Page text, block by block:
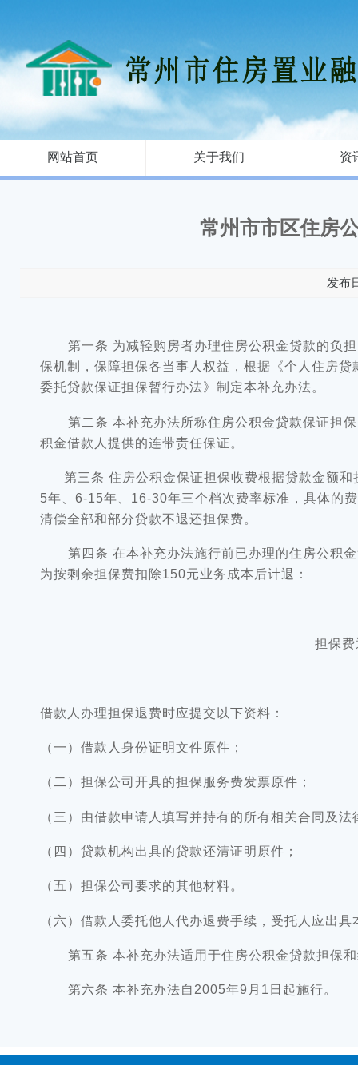
网站首页 关于我们 资
常州市市区住房
发布
第一条 为减轻购房者办理住房公积金贷款的负担
保机制，保障担保各当事人权益，根据《个人住房
委托贷款保证担保暂行办法》制定本补充办法。
第二条 本补充办法所称住房公积金贷款保证担保
积金借款人提供的连带责任保证。
第三条 住房公积金保证担保收费根据贷款金额和
5年、6-15年、16-30年三个档次费率标准，具体的
清偿全部和部分贷款不退还担保费。
第四条 在本补充办法施行前已办理的住房公积金
为按剩余担保费扣除150元业务成本后计退：
担保
借款人办理担保退费时应提交以下资料：
（一）借款人身份证明文件原件；
（二）担保公司开具的担保服务费发票原件；
（三）由借款申请人填写并持有的所有相关合同及法
（四）贷款机构出具的贷款还清证明原件；
（五）担保公司要求的其他材料。
（六）借款人委托他人代办退费手续，受托人应出
第五条 本补充办法适用于住房公积金贷款担保和
第六条 本补充办法自2005年9月1日起施行。